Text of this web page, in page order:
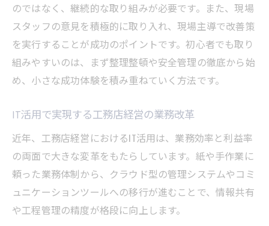
のではなく、継続的な取り組みが必要です。また、現場
スタッフの意見を積極的に取り入れ、現場主導で改善策
を実行することが成功のポイントです。初心者でも取り
組みやすいのは、まず整理整頓や安全管理の徹底から始
め、小さな成功体験を積み重ねていく方法です。
IT活用で実現する工務店経営の業務改革
近年、工務店経営におけるIT活用は、業務効率と利益率
の両面で大きな変革をもたらしています。紙や手作業に
頼った業務体制から、クラウド型の管理システムやコミ
ュニケーションツールへの移行が進むことで、情報共有
や工程管理の精度が格段に向上します。